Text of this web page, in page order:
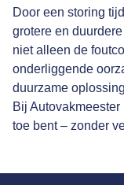
Door een storing
grotere en
niet alleen de
onderliggende
duurzame
Bij
toe bent – zonder